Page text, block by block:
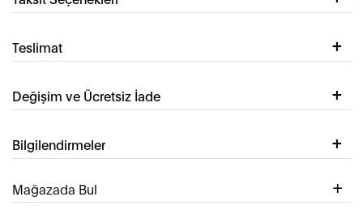
Teslimat
Değişim ve Ücretsiz İade
Bilgilendirmeler
Mağazada Bul